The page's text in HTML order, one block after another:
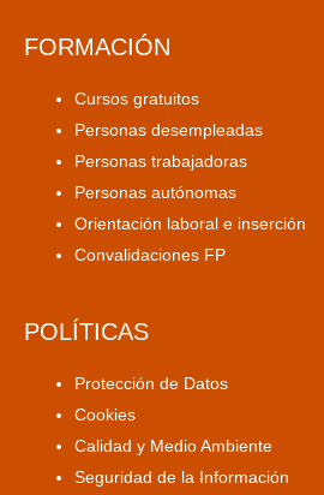
FORMACIÓN
Cursos gratuitos
Personas desempleadas
Personas trabajadoras
Personas autónomas
Orientación laboral e inserción
Convalidaciones FP
POLÍTICAS
Protección de Datos
Cookies
Calidad y Medio Ambiente
Seguridad de la Información